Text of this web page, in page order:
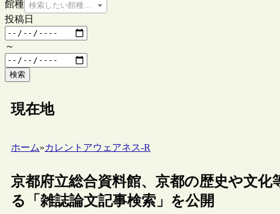
館種 検索したい館種を選択してください
投稿日
～
検索
現在地
ホーム»カレントアウェアネス-R
京都府立総合資料館、京都の歴史や文
る「雑誌論文記事検索」を公開